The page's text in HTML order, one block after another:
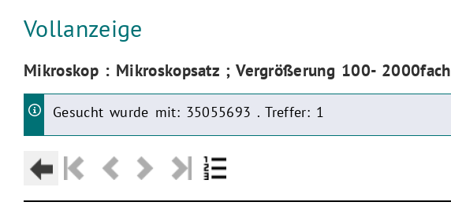
Aktuelle Seite:
Vollanzeige
Aktuelle Seite:
Mikroskop : Mikroskopsatz ; Vergrößerung 100- 2000fach
Gesucht wurde mit: 35055693 . Treffer: 1